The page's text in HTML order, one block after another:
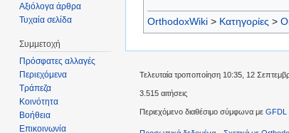
OrthodoxWiki > Κατηγορίες >
Αξιόλογα άρθρα
Τυχαία σελίδα
Συμμετοχή
Πρόσφατες αλλαγές
Περιεχόμενα
Τράπεζα
Κοινότητα
Βοήθεια
Επικοινωνία
Τελευταία τροποποίηση 10:35, 12
3.515 αιτήσεις
Περιεχόμενο διαθέσιμο σύμφωνα με GFDL